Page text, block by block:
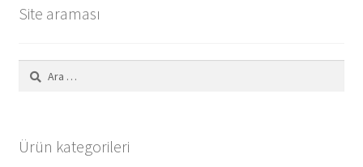
Site araması
Arama:
Ürün kategorileri